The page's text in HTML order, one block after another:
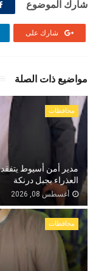
شارك الموضوع
شارك على
مواضيع ذات الصلة
محافظات
مدير أمن أسيوط يتفقد
العذراء بجبل درنكة
أغسطس 08, 2026
محافظات